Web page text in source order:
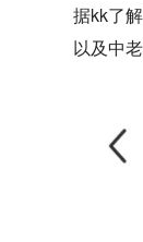
据kk了
以及中